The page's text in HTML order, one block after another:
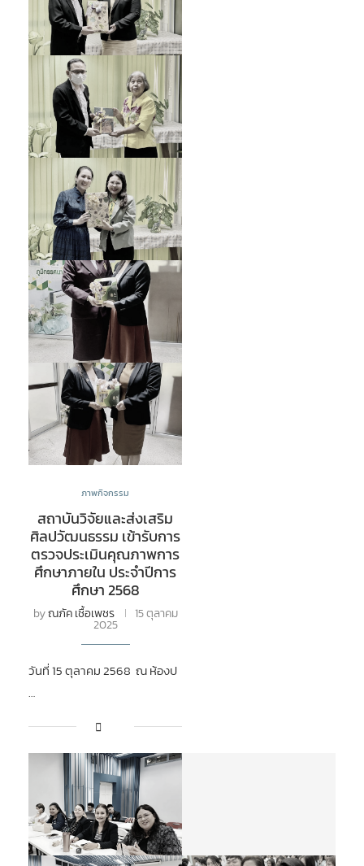
ภาพกิจกรรม
สถาบันวิจัยและส่งเสริม
ศิลปวัฒนธรรม เข้ารับการ
ตรวจประเมินคุณภาพการ
ศึกษาภายใน ประจำปีการ
ศึกษา 2568
byณภัค เชื้อเพชร 15 ตุลาคม
2025
วันที่ 15 ตุลาคม 2568 ณ ห้องป
…